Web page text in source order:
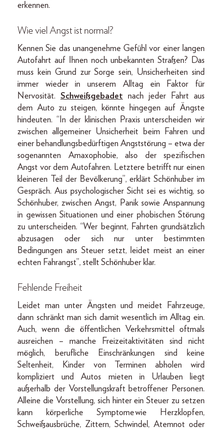
erkennen.
Wie viel Angst ist normal?
Kennen Sie das unangenehme Gefühl vor einer langen
Autofahrt auf Ihnen noch unbekannten Straßen? Das
muss kein Grund zur Sorge sein, Unsicherheiten sind
immer wieder in unserem Alltag ein Faktor für
Nervosität. Schweißgebadet nach jeder Fahrt aus
dem Auto zu steigen, könnte hingegen auf Ängste
hindeuten. “In der klinischen Praxis unterscheiden wir
zwischen allgemeiner Unsicherheit beim Fahren und
einer behandlungsbedürftigen Angststörung – etwa der
sogenannten Amaxophobie, also der spezifischen
Angst vor dem Autofahren. Letztere betrifft nur einen
kleineren Teil der Bevölkerung”, erklärt Schönhuber im
Gespräch. Aus psychologischer Sicht sei es wichtig, so
Schönhuber, zwischen Angst, Panik sowie Anspannung
in gewissen Situationen und einer phobischen Störung
zu unterscheiden. “Wer beginnt, Fahrten grundsätzlich
abzusagen oder sich nur unter bestimmten
Bedingungen ans Steuer setzt, leidet meist an einer
echten Fahrangst”, stellt Schönhuber klar.
Fehlende Freiheit
Leidet man unter Ängsten und meidet Fahrzeuge,
dann schränkt man sich damit wesentlich im Alltag ein.
Auch, wenn die öffentlichen Verkehrsmittel oftmals
ausreichen – manche Freizeitaktivitäten sind nicht
möglich, berufliche Einschränkungen sind keine
Seltenheit, Kinder von Terminen abholen wird
kompliziert und Autos mieten in Urlauben liegt
außerhalb der Vorstellungskraft betroffener Personen.
Alleine die Vorstellung, sich hinter ein Steuer zu setzen
kann körperliche Symptome wie Herzklopfen,
Schweißausbrüche, Zittern, Schwindel, Atemnot oder